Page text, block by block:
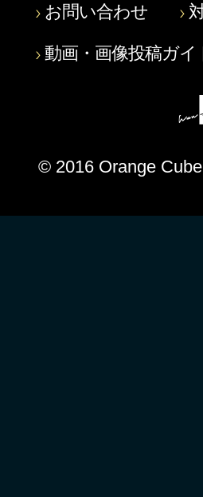
お問い合わせ
動画・画像投稿ガイ
© 2016 Orange